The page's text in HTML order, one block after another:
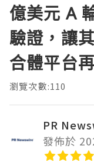
億美元 A
驗證，讓
合體平台
瀏覽次數:110
PR
發佈於